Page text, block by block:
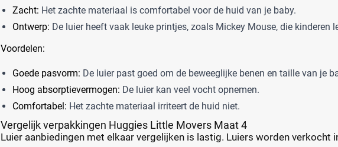
Zacht: Het zachte materiaal is comfortabel voor de huid van je baby.
Ontwerp: De luier heeft vaak leuke printjes, zoals Mickey Mouse, die kinderen
Voordelen:
Goede pasvorm: De luier past goed om de beweeglijke benen en taille van je
Hoog absorptievermogen: De luier kan veel vocht opnemen.
Comfortabel: Het zachte materiaal irriteert de huid niet.
Vergelijk verpakkingen Huggies Little Movers Maat 4
Luier aanbiedingen met elkaar vergelijken is lastig. Luiers worden